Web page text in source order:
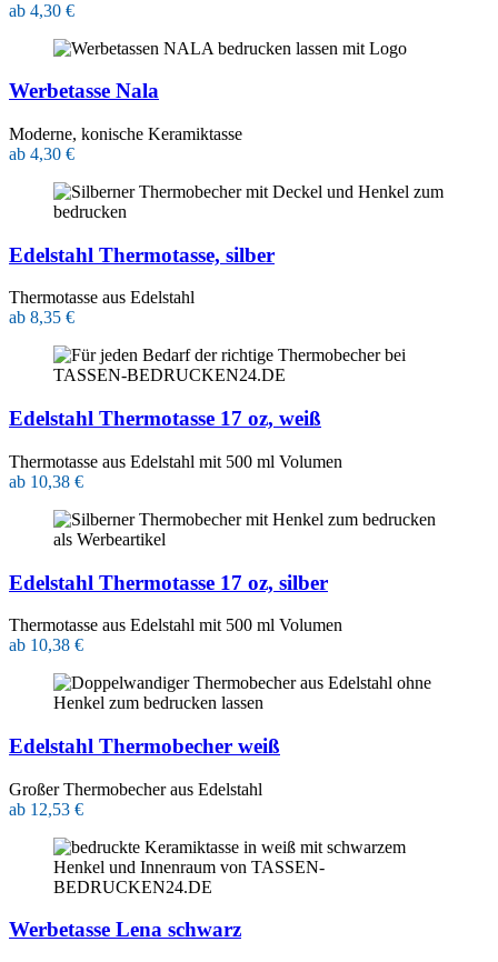
ab 4,30 €
Werbetasse Nala
Moderne, konische Keramiktasse
ab 4,30 €
Edelstahl Thermotasse, silber
Thermotasse aus Edelstahl
ab 8,35 €
Edelstahl Thermotasse 17 oz, weiß
Thermotasse aus Edelstahl mit 500 ml Volumen
ab 10,38 €
Edelstahl Thermotasse 17 oz, silber
Thermotasse aus Edelstahl mit 500 ml Volumen
ab 10,38 €
Edelstahl Thermobecher weiß
Großer Thermobecher aus Edelstahl
ab 12,53 €
Werbetasse Lena schwarz